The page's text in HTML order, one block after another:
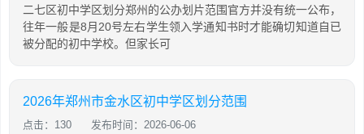
二七区初中学区划分郑州的公办划片范围官方并没有统一公布，
往年一般是8月20号左右学生领入学通知书时才能确切知道自已
被分配的初中学校。但家长可
2026年郑州市金水区初中学区划分范围
点击：130 发布时间：2026-06-06